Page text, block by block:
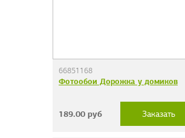
66851168
Фотообои Дорожка у домиков
189.00руб Заказать